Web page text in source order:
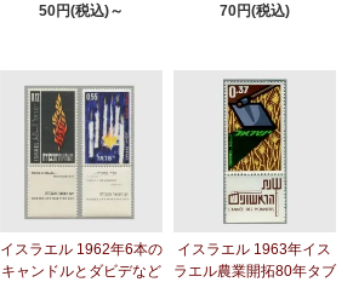
50円(税込)～
70円(税込)
イスラエル 1962年6本の
キャンドルとダビデなど
イスラエル 1963年イス
ラエル農業開拓80年タブ